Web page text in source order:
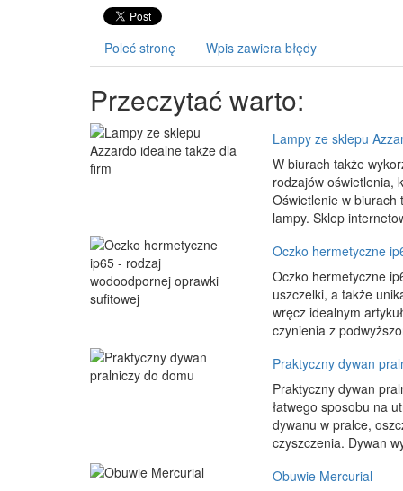
Poleć stronę Wpis zawiera błędy
Przeczytać warto:
Lampy ze sklepu
W biurach także
rodzajów oświetlenia,
Oświetlenie w biurach
lampy. Sklep
Oczko hermetyczne
Oczko hermetyczne
uszczelki, a także
wręcz idealnym
czynienia z
Praktyczny dywan
Praktyczny dywan
łatwego sposobu na
dywanu w pralce,
czyszczenia. Dywan
Obuwie Mercurial